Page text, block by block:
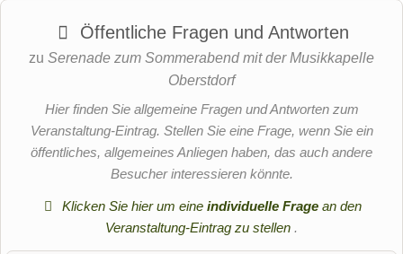
Öffentliche Fragen und Antworten
zu Serenade zum Sommerabend mit der Musikkapelle
Oberstdorf
Hier finden Sie allgemeine Fragen und Antworten zum
Veranstaltung-Eintrag. Stellen Sie eine Frage, wenn Sie ein
öffentliches, allgemeines Anliegen haben, das auch andere
Besucher interessieren könnte.
Klicken Sie hier um eineindividuelle Frage an den
Veranstaltung-Eintrag zu stellen .